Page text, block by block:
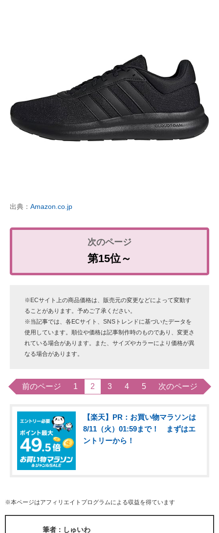
出典： Amazon.co.jp
第15位～
※ECサイト上の商品価格は、販売元の変更などによって変動す
ることがあります。予めご了承ください。
※当記事では、各ECサイト、SNSトレンドに基づいたデータを
使用しています。順位や価格は記事制作時のものであり、変更さ
れている場合があります。また、サイズやカラーにより価格が異
なる場合があります。
前のページ 1 2 3 4 5 次のページ
【楽天】PR：お買い物マラソンは
8/11（火）01:59まで！ まずはエ
ントリーから！
※本ページはアフィリエイトプログラムによる収益を得ています
筆者：しゅいわ